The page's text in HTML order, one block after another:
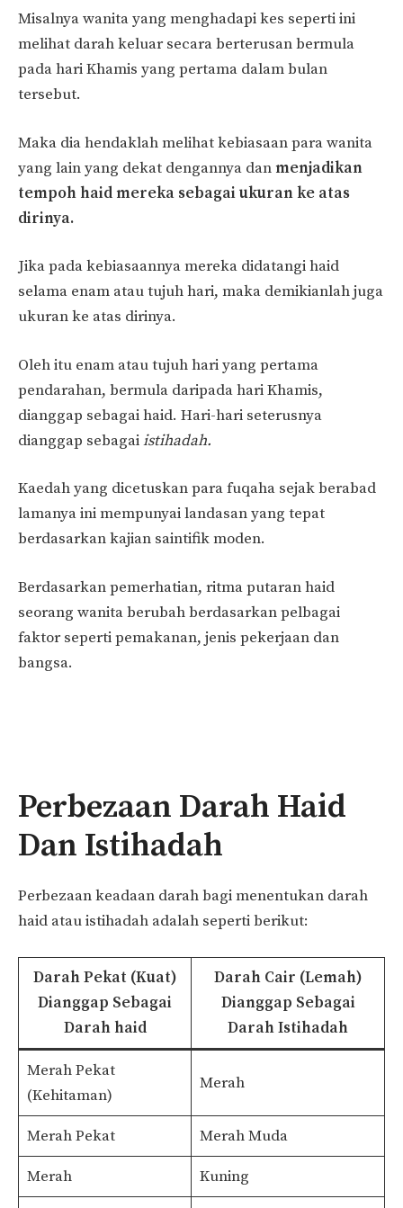
Misalnya wanita yang menghadapi kes seperti ini
melihat darah keluar secara berterusan bermula
pada hari Khamis yang pertama dalam bulan
tersebut.
Maka dia hendaklah melihat kebiasaan para wanita
yang lain yang dekat dengannya danmenjadikan
tempoh haid mereka sebagai ukuran ke atas
dirinya.
Jika pada kebiasaannya mereka didatangi haid
selama enam atau tujuh hari, maka demikianlah juga
ukuran ke atas dirinya.
Oleh itu enam atau tujuh hari yang pertama
pendarahan, bermula daripada hari Khamis,
dianggap sebagai haid. Hari-hari seterusnya
dianggap sebagaiistihadah.
Kaedah yang dicetuskan para fuqaha sejak berabad
lamanya ini mempunyai landasan yang tepat
berdasarkan kajian saintifik moden.
Berdasarkan pemerhatian, ritma putaran haid
seorang wanita berubah berdasarkan pelbagai
faktor seperti pemakanan, jenis pekerjaan dan
bangsa.
Perbezaan Darah Haid
Dan Istihadah
Perbezaan keadaan darah bagi menentukan darah
haid atau istihadah adalah seperti berikut:
Darah Pekat (Kuat)
Dianggap Sebagai
Darah haid
Darah Cair (Lemah)
Dianggap Sebagai
Darah Istihadah
Merah Pekat
(Kehitaman)
Merah
Merah Pekat Merah Muda
Merah Kuning